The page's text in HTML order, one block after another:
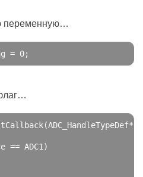
переменную…
= 0;
(ADC_HandleTypeDef*
== ADC1 )